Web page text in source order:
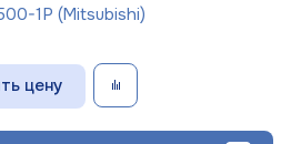
1Р (Mitsubishi)
цену